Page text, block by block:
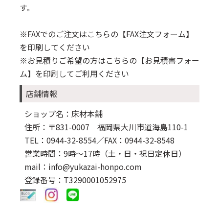
す。
※FAXでのご注文はこちらの 【FAX注文フォーム】
を印刷してください
※お見積りご希望の方はこちらの 【お見積書フォー
ム】 を印刷してご利用ください
店舗情報
ショップ名：床材本舗
住所：〒831-0007 福岡県大川市道海島110-1
TEL：0944-32-8554／FAX：0944-32-8548
営業時間：9時～17時（土・日・祝日定休日）
mail：info@yukazai-honpo.com
登録番号：T3290001052975